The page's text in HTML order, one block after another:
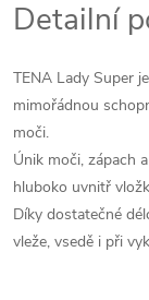
Detailní
TENA Lady Super
mimořádnou
moči.
Únik moči, zápach
hluboko uvnitř
Díky dostatečné
vleže, vsedě i při